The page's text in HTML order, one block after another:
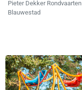
Pieter Dekker Rondvaarten
Blauwestad